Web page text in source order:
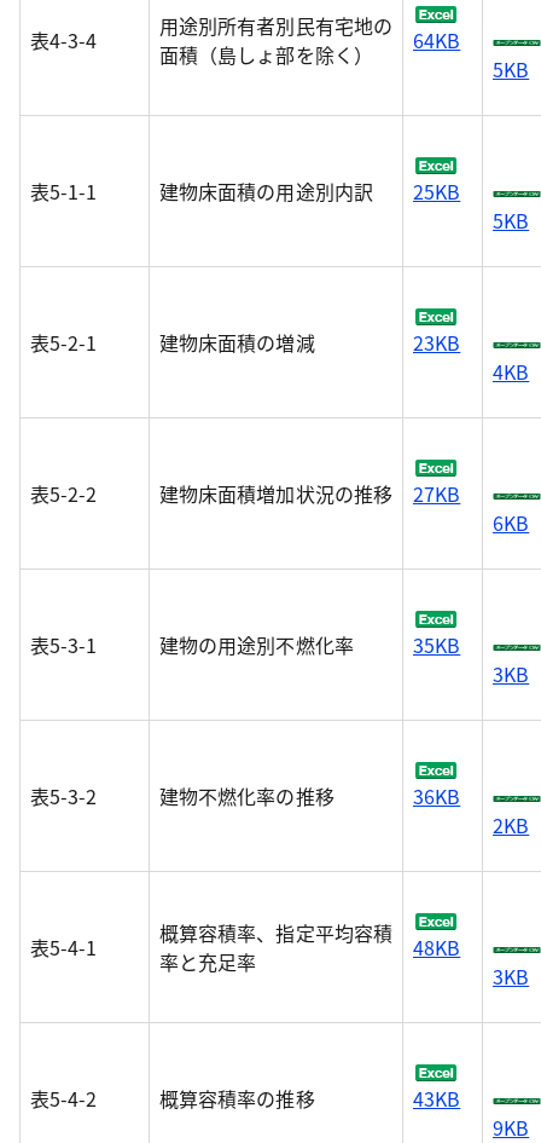
表4-3-4
用途別所有者別民有宅地の
面積（島しょ部を除く）
64KB
5KB
表5-1-1 建物床面積の用途別内訳
25KB
5KB
表5-2-1 建物床面積の増減
23KB
4KB
表5-2-2 建物床面積増加状況の推移
27KB
6KB
表5-3-1 建物の用途別不燃化率
35KB
3KB
表5-3-2 建物不燃化率の推移
36KB
2KB
表5-4-1
概算容積率、指定平均容積
率と充足率
48KB
3KB
表5-4-2 概算容積率の推移
43KB
9KB